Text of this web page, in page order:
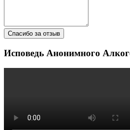
Спасибо за отзыв
Исповедь Анонимного